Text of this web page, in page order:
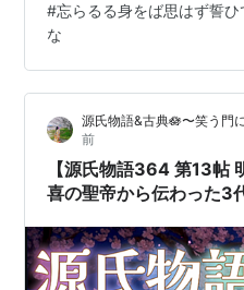
た。 🌷🎼あの日の僕たち
納言のホームページ 源氏物
ひご覧ください🪷 https://
#忘らるる身をば思はず誓
な
源氏物語&古典🪷〜笑う門
前
【源氏物語364 第13帖
喜の聖帝から伝わった3
に言う。